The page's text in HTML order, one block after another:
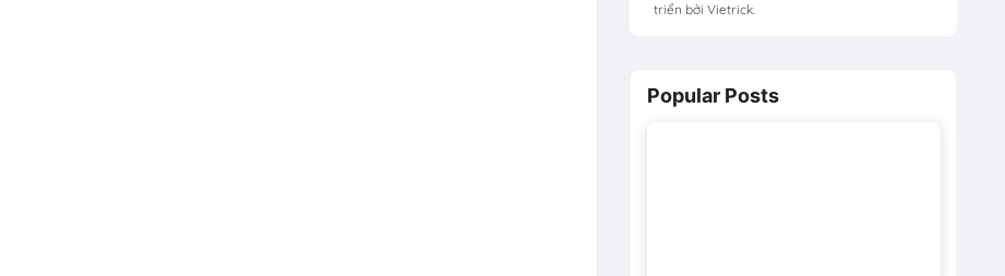
triển bởi Vietrick.
Popular Posts